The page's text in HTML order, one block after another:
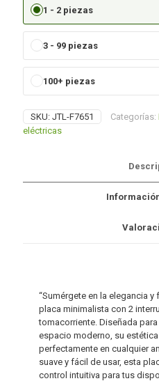
CORRIENTE
(JTL-
F7651)
cantidad
1 - 2 piezas
3 - 99 piezas
100+ piezas
SKU: JTL-F7651 Categorías:
eléctricas
“Sumérgete en la elegancia
placa minimalista con 2
tomacorriente. Diseñada
espacio moderno, su
perfectamente en cualquier
suave y fácil de usar, esta
control intuitiva para tus